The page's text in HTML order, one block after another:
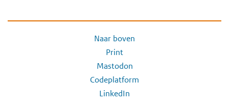
Naar boven
Print
Mastodon
Codeplatform
LinkedIn